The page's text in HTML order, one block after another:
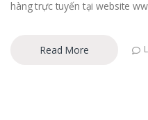
hàng trực tuyến tại website
Read More